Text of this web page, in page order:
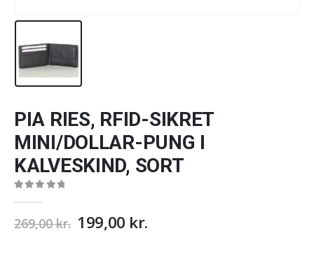
PIA RIES, RFID-SIKRET
MINI/DOLLAR-PUNG I
KALVESKIND, SORT
269,00kr. 199,00 kr.